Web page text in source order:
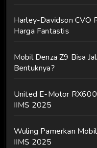
Harley-Davidson CVO
Harga Fantastis
Mobil Denza Z9 Bisa
Bentuknya?
United E-Motor
IIMS 2025
Wuling Pamerkan
IIMS 2025